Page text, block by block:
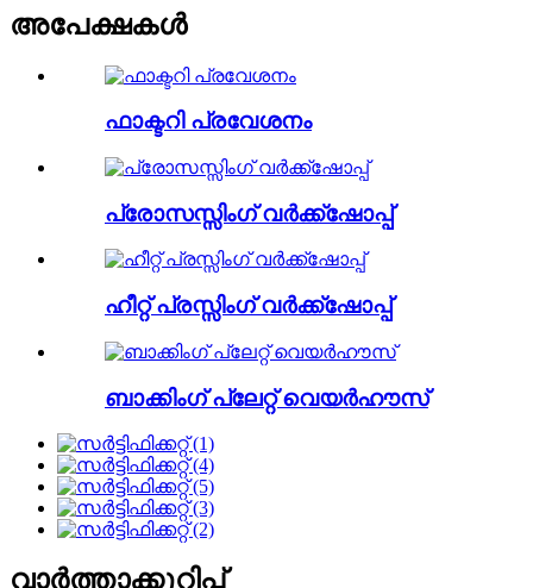
അപേക്ഷകൾ
ഫാക്ടറി പ്രവേശനം
പ്രോസസ്സിംഗ് വർക്ക്ഷോപ്പ്
ഹീറ്റ് പ്രസ്സിംഗ് വർക്ക്ഷോപ്പ്
ബാക്കിംഗ് പ്ലേറ്റ് വെയർഹൗസ്
വാർത്താക്കുറിപ്പ്